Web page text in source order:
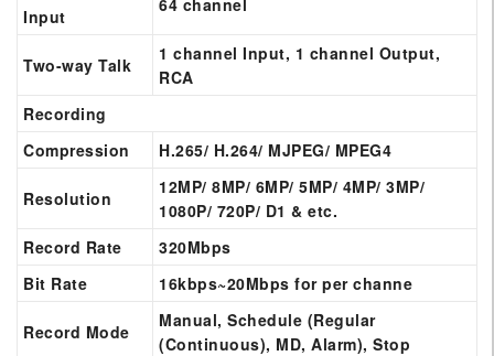
Input
Two-way Talk
1 channel Input, 1 channel Output,
RCA
Recording
Compression
H.265/ H.264/ MJPEG/ MPEG4
Resolution
12MP/ 8MP/ 6MP/ 5MP/ 4MP/ 3MP/
1080P/ 720P/ D1 & etc.
Record Rate
320Mbps
Bit Rate
16kbps~20Mbps for per channe
Record Mode
Manual, Schedule (Regular
(Continuous), MD, Alarm), Stop